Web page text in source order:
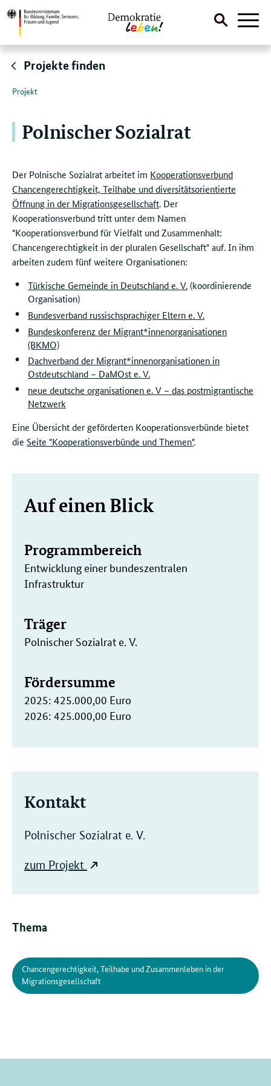
Direktlink:
Suche
Projekte finden
Projekt
Polnischer Sozialrat
Der Polnische Sozialrat arbeitet im Kooperationsverbund
Chancengerechtigkeit, Teilhabe und diversitätsorientierte
Öffnung in der Migrationsgesellschaft. Der
Kooperationsverbund tritt unter dem Namen
"Kooperationsverbund für Vielfalt und Zusammenhalt:
Chancengerechtigkeit in der pluralen Gesellschaft" auf. In ihm
arbeiten zudem fünf weitere Organisationen:
Türkische Gemeinde in Deutschland e. V.(koordinierende
Organisation)
Bundesverband russischsprachiger Eltern e. V.
Bundeskonferenz der Migrant*innenorganisationen
(BKMO)
Dachverband der Migrant*innenorganisationen in
Ostdeutschland – DaMOst e. V.
neue deutsche organisationen e. V – das postmigrantische
Netzwerk
Eine Übersicht der geförderten Kooperationsverbünde bietet
die Seite "Kooperationsverbünde und Themen".
Weitere
Auf einen Blick
Programmbereich
Entwicklung einer bundeszentralen
Infrastruktur
Träger
Polnischer Sozialrat e. V.
Fördersumme
2025: 425.000,00 Euro
2026: 425.000,00 Euro
Kontakt
Polnischer Sozialrat e. V.
zum Projekt
Thema
Chancengerechtigkeit, Teilhabe und Zusammenleben in der
Migrationsgesellschaft